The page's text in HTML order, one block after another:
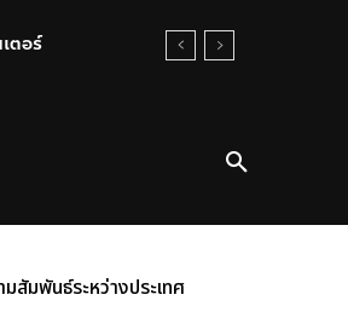
ตอร์
มสัมพันธ์ระหว่างประเทศ